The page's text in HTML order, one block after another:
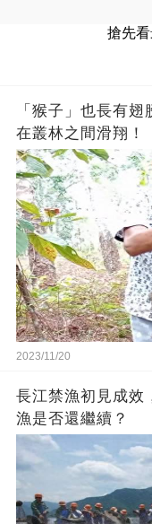
搶先
「猴子」也長有
在叢林之間滑翔！
2023/11/20
長江禁漁初見成效
漁是否還繼續？